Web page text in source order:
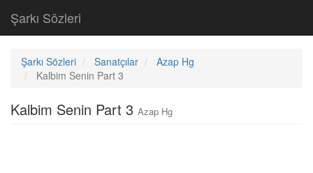
Şarkı Sözleri
Şarkı Sözleri Sanatçılar
Azap Hg
Kalbim Senin Part 3
Kalbim Senin Part 3 Azap Hg